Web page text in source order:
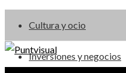
Cultura y ocio
Inversiones y negocios